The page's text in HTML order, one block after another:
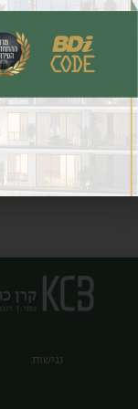
PREVIOUS
נגישות